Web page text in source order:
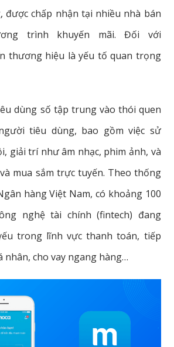
được chấp nhận tại nhiều nhà bán
trình khuyến mãi. Đối với
thương hiệu là yếu tố quan trọng
dùng số tập trung vào thói quen
tiêu dùng, bao gồm việc sử
giải trí như âm nhạc, phim ảnh, và
mua sắm trực tuyến. Theo thống
hàng Việt Nam, có khoảng 100
nghệ tài chính (fintech) đang
trong lĩnh vực thanh toán, tiếp
nhân, cho vay ngang hàng…